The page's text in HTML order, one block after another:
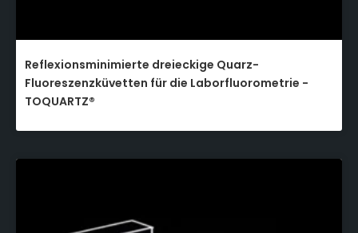
Reflexionsminimierte dreieckige Quarz-
Fluoreszenzküvetten für die Laborfluorometrie -
TOQUARTZ®